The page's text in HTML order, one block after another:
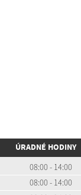
ÚRADNÉ HODINY
08:00 - 14:00
08:00 - 14:00